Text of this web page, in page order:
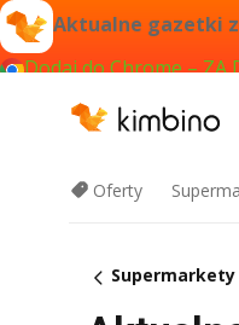
Aktualne gazetki
Dodaj do Chrome – ZA
Oferty